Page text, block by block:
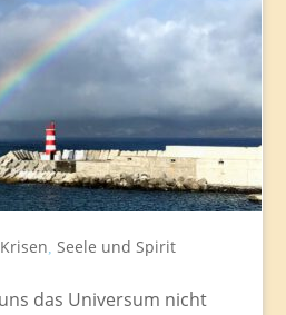
Krisen Seele und Spirit
das Universum nicht